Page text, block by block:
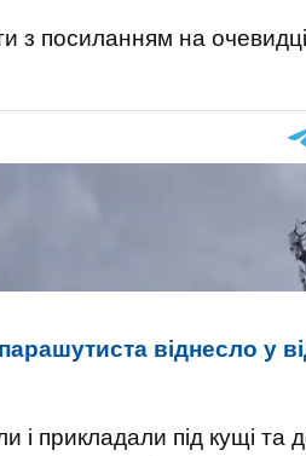
з посиланням на
віднесло у
і прикладали під кущі та